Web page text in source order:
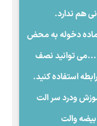
هم ندارد.
اماده دخوله به محض
توانید نصف
ودرد سر الت
والت